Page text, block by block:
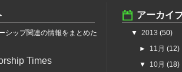
シップ関連の情報をまとめた
Times
アーカイ
▼ 2013 (50)
► 11月(12)
▼ 10月(18)